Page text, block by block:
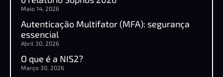
Maio 14, 2026
Autenticação Multifator (MFA): segurança
essencial
Abril 30, 2026
O que é a NIS2?
Março 30, 2026